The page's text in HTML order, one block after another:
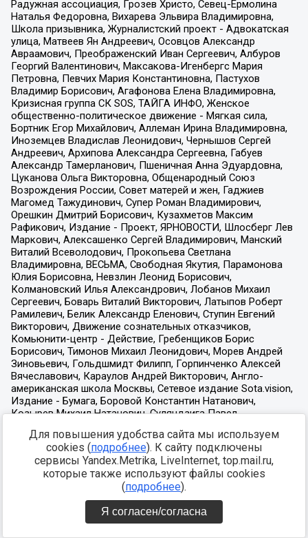
Для повышения удобства сайта мы используем
cookies (подробнее). К сайту подключены
сервисы Yandex.Metrika, LiveInternet, top.mail.ru,
которые также используют файлы cookies
(подробнее).
Я согласен/согласна